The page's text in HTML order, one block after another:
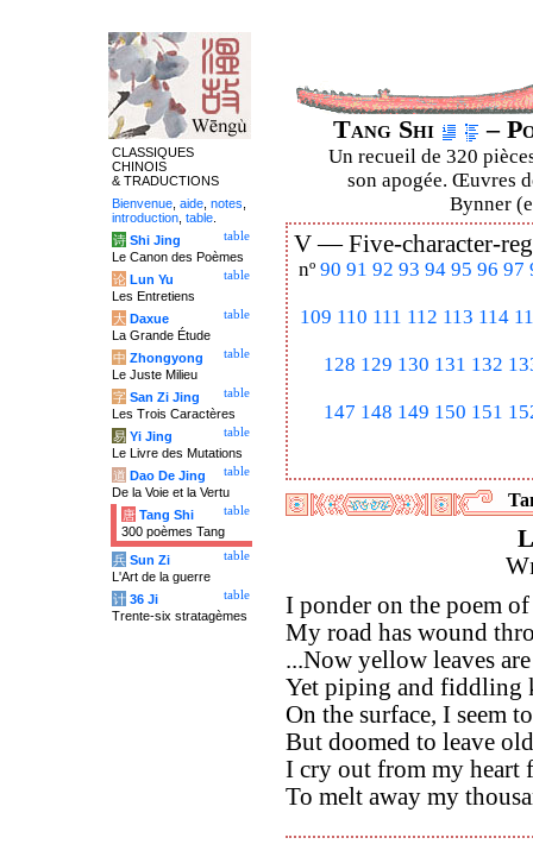
Tang Shi –
Un recueil de 320
son apogée. Œuvres
Bynner
V —Five-character-
nº 90 91 92 93 94 95 96 97
109 110 111 112 113 114
128 129 130 131 132
147 148 149 150 151
I ponder on the poem
My road has wound
...Now yellow leaves
Yet piping and fiddling
On the surface, I seem
But doomed to leave
I cry out from my heart
To melt away my
CLASSIQUES
CHINOIS
& TRADUCTIONS
Bienvenue aide notes
introduction table
table
诗 Shi Jing
Le Canon des Poèmes
table
论 Lun Yu
Les Entretiens
table
大 Daxue
La Grande Étude
table
中 Zhongyong
Le Juste Milieu
table
字 San Zi Jing
Les Trois Caractères
table
易 Yi Jing
Le Livre des Mutations
table
道 Dao De Jing
De la Voie et la Vertu
table
唐 Tang Shi
300 poèmes Tang
table
兵 Sun Zi
L'Art de la guerre
table
计 36 Ji
Trente-six stratagèmes